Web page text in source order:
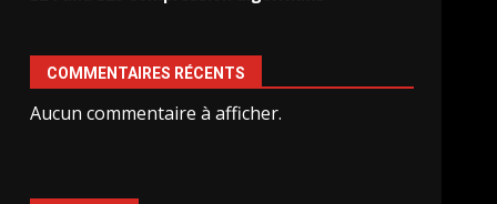
COMMENTAIRES RÉCENTS
Aucun commentaire à afficher.